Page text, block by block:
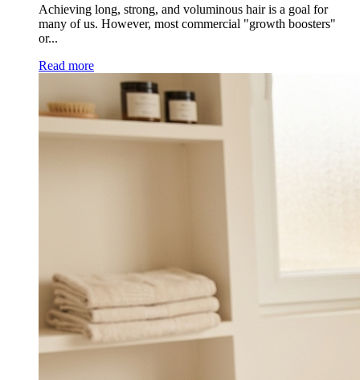
Achieving long, strong, and voluminous hair is a goal for
many of us. However, most commercial "growth boosters"
or...
Read more